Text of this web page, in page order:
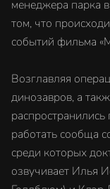
менеджера парка
том, что
событий фильма
Возглавляя
динозавров, а
работать сообща
среди которых
озвучивает Илья